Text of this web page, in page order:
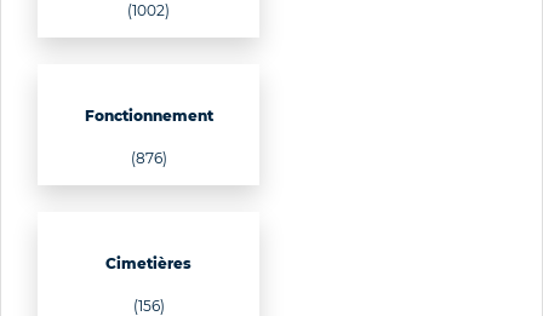
(1002)
Fonctionnement
(876)
Cimetières
(156)